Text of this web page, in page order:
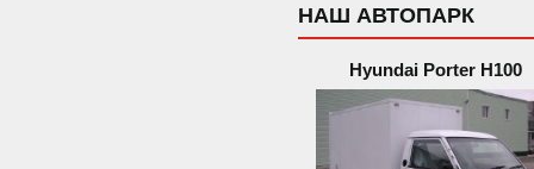
НАШ АВТОПАРК
Hyundai Porter H100